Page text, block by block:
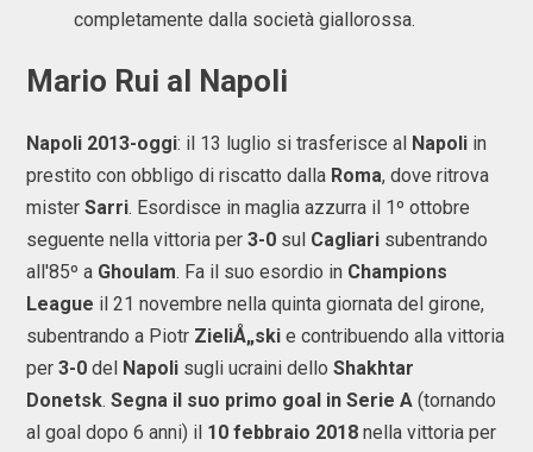
completamente dalla società giallorossa.
Mario Rui al Napoli
Napoli 2013-oggi: il 13 luglio si trasferisce al Napoli in
prestito con obbligo di riscatto dalla Roma, dove ritrova
mister Sarri. Esordisce in maglia azzurra il 1º ottobre
seguente nella vittoria per 3-0 sul Cagliari subentrando
all'85º a Ghoulam. Fa il suo esordio in Champions
League il 21 novembre nella quinta giornata del girone,
subentrando a Piotr ZieliÅ„ski e contribuendo alla vittoria
per 3-0 del Napoli sugli ucraini dello Shakhtar
Donetsk. Segna il suo primo goal in Serie A (tornando
al goal dopo 6 anni) il 10 febbraio 2018 nella vittoria per